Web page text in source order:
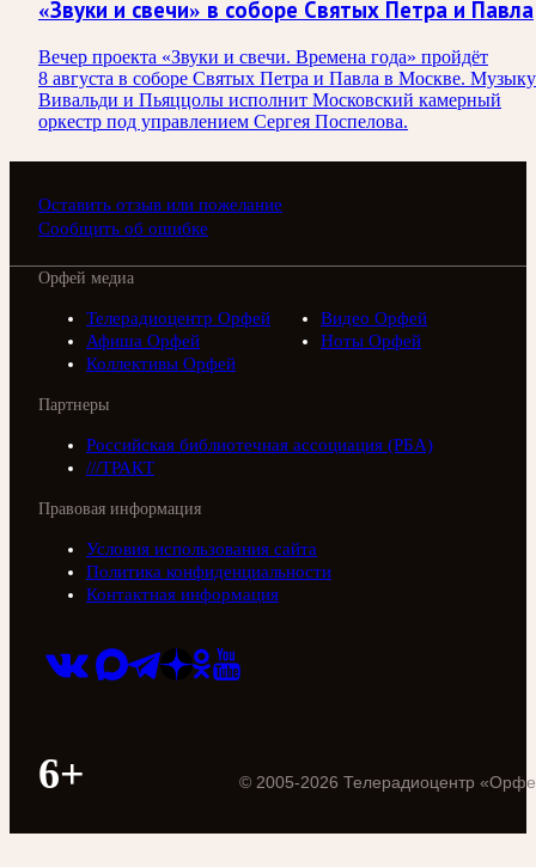
«Звуки и свечи» в соборе Святых Петра и Павла
Вечер проекта «Звуки и свечи. Времена года» пройдёт
8 августа в соборе Святых Петра и Павла в Москве. Музыку
Вивальди и Пьяццолы исполнит Московский камерный
оркестр под управлением Сергея Поспелова.
Оставить отзыв или пожелание
Сообщить об ошибке
Орфей медиа
Телерадиоцентр Орфей
Видео Орфей
Афиша Орфей
Ноты Орфей
Коллективы Орфей
Партнеры
Российская библиотечная ассоциация (РБА)
///ТРАКТ
Правовая информация
Условия использования сайта
Политика конфиденциальности
Контактная информация
6+ © 2005-2026 Телерадиоцентр